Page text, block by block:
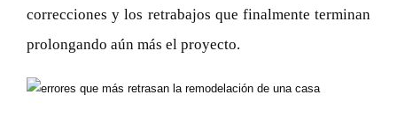
correcciones y los retrabajos que finalmente terminan
prolongando aún más el proyecto.